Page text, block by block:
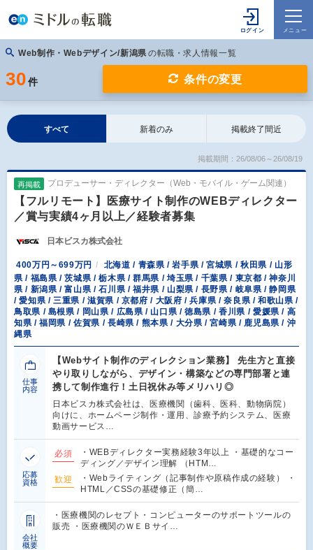
Web制作・Webデザイン/新潟県 の転職・求人情報一覧
30 件 条件の変更
すべて 新着のみ 掲載終了間近
掲載期間：26/08/06～26/08/19
再掲載 プロデューサー・ディレクター（Web・モバイル・ゲーム関連）
【フルリモート】医療サイト制作のWEBディレクター
／賞与実績4ヶ月以上／経験者募集
日本ビスカ株式会社
400万円～699万円
北海道 / 青森県 / 岩手県 / 宮城県 / 秋田県 / 山形
県 / 福島県 / 茨城県 / 栃木県 / 群馬県 / 埼玉県 / 千葉県 / 東京都 / 神奈川
県 / 新潟県 / 富山県 / 石川県 / 福井県 / 山梨県 / 長野県 / 岐阜県 / 静岡県
/ 愛知県 / 三重県 / 滋賀県 / 京都府 / 大阪府 / 兵庫県 / 奈良県 / 和歌山県 /
鳥取県 / 島根県 / 岡山県 / 広島県 / 山口県 / 徳島県 / 香川県 / 愛媛県 / 高
知県 / 福岡県 / 佐賀県 / 長崎県 / 熊本県 / 大分県 / 宮崎県 / 鹿児島県 / 沖
縄県
仕事
内容
【Webサイト制作のディレクション業務】 先生方と直接
やり取りしながら、デザイン・構築などの専門部署と連
携して制作進行！土日祝休み等メリハリ◎
日本ビスカ株式会社は、医療機関（歯科、医科、動物病院）
向けに、ホームページ制作・運用、診療予約システム、医療
動画サービス…
応募
資格
必須
・WEBディレクター実務経験3年以上 ・基礎的なコー
ディング／デザイン理解 （HTM…
歓迎
・Webライティング（記事制作や原稿作成の経験） ・
HTML／CSSの基礎修正（簡…
会社
概要
・医療機関のレセプト・コンピューターのサポートツールの
販売 ・医療機関のＷＥＢサイ…